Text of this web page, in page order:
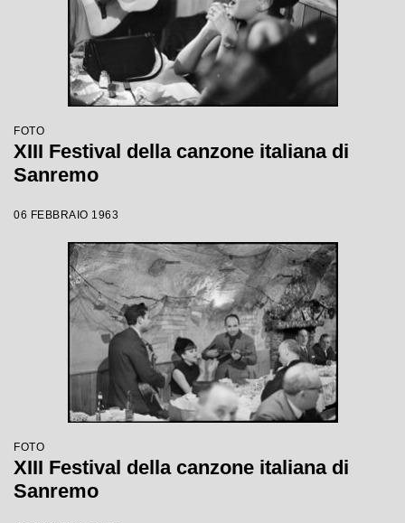
FOTO
XIII Festival della canzone italiana di
Sanremo
06 FEBBRAIO 1963
FOTO
XIII Festival della canzone italiana di
Sanremo